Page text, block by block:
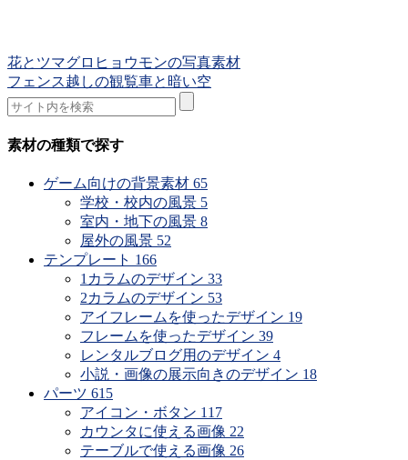
花とツマグロヒョウモンの写真素材
フェンス越しの観覧車と暗い空
素材の種類で探す
ゲーム向けの背景素材 65
学校・校内の風景 5
室内・地下の風景 8
屋外の風景 52
テンプレート 166
1カラムのデザイン 33
2カラムのデザイン 53
アイフレームを使ったデザイン 19
フレームを使ったデザイン 39
レンタルブログ用のデザイン 4
小説・画像の展示向きのデザイン 18
パーツ 615
アイコン・ボタン 117
カウンタに使える画像 22
テーブルで使える画像 26